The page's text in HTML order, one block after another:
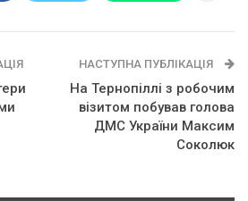
НАСТУПНА ПУБЛІКАЦІЯ
На Тернопіллі з робочим
візитом побував голова
ДМС України Максим
Соколюк